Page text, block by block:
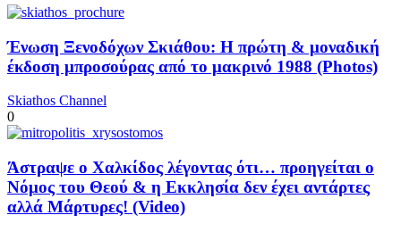
Ένωση Ξενοδόχων Σκιάθου: Η πρώτη & μοναδική
έκδοση μπροσούρας από το μακρινό 1988 (Photos)
Skiathos Channel
0
Άστραψε ο Χαλκίδος λέγοντας ότι… προηγείται ο
Νόμος του Θεού & η Εκκλησία δεν έχει αντάρτες
αλλά Μάρτυρες! (Video)